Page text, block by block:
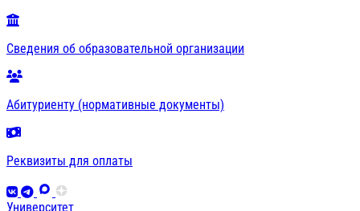
Сведения об образовательной организации
Абитуриенту (нормативные документы)
Реквизиты для оплаты
Университет